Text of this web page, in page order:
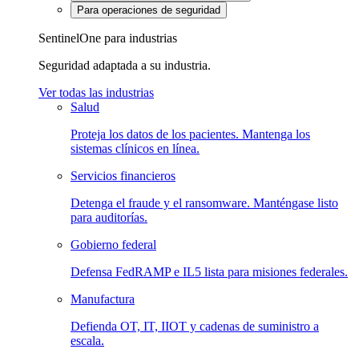
Para operaciones de seguridad
SentinelOne para industrias
Seguridad adaptada a su industria.
Ver todas las industrias
Salud
Proteja los datos de los pacientes. Mantenga los
sistemas clínicos en línea.
Servicios financieros
Detenga el fraude y el ransomware. Manténgase listo
para auditorías.
Gobierno federal
Defensa FedRAMP e IL5 lista para misiones federales.
Manufactura
Defienda OT, IT, IIOT y cadenas de suministro a
escala.